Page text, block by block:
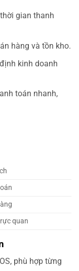
gian thanh
hàng và tồn kho.
kinh doanh
toán nhanh,
quan
phù hợp từng